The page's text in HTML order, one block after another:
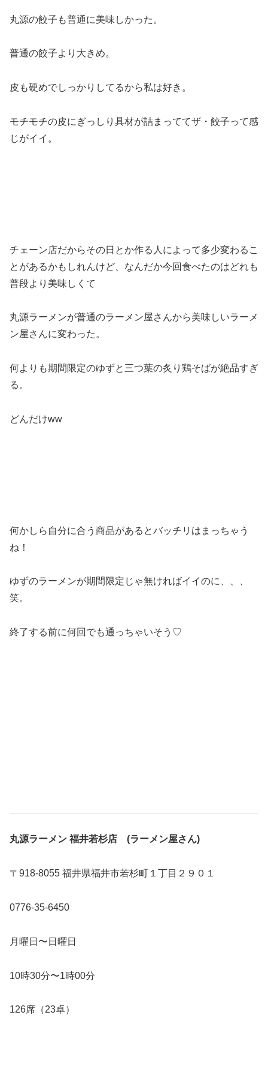
丸源の餃子も普通に美味しかった。
普通の餃子より大きめ。
皮も硬めでしっかりしてるから私は好き。
モチモチの皮にぎっしり具材が詰まっててザ・餃子って感
じがイイ。
チェーン店だからその日とか作る人によって多少変わるこ
とがあるかもしれんけど、なんだか今回食べたのはどれも
普段より美味しくて
丸源ラーメンが普通のラーメン屋さんから美味しいラーメ
ン屋さんに変わった。
何よりも期間限定のゆずと三つ葉の炙り鶏そばが絶品すぎ
る。
どんだけww
何かしら自分に合う商品があるとバッチリはまっちゃう
ね！
ゆずのラーメンが期間限定じゃ無ければイイのに、、、
笑。
終了する前に何回でも通っちゃいそう♡
丸源ラーメン 福井若杉店 (ラーメン屋さん)
〒918-8055 福井県福井市若杉町１丁目２９０１
0776-35-6450
月曜日〜日曜日
10時30分〜1時00分
126席（23卓）